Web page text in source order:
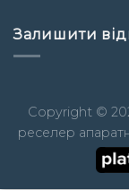
Залишити
Copyright ©
реселер